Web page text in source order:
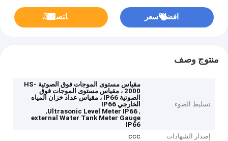
افضل سعر ﺎﺘﺼﻟ ﺍﻶﻧ
منتوج وصف
تسليط الضوء
مقياس مستوى الموجات فوق الصوتية HS-
2000 ، مقياس مستوى الموجات فوق
الصوتية IP66 ، مقياس عداد خزان المياه
الخارجي IP66
,
Ultrasonic Level Meter IP66
,
external Water Tank Meter Gauge
IP66
إصدار الشهادات
ccc